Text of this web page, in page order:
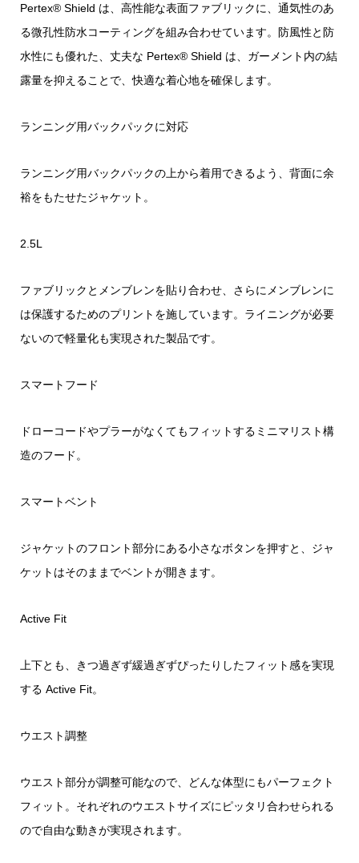
Pertex® Shield は、高性能な表面ファブリックに、通気性のあ
る微孔性防水コーティングを組み合わせています。防風性と防
水性にも優れた、丈夫な Pertex® Shield は、ガーメント内の結
露量を抑えることで、快適な着心地を確保します。
ランニング用バックパックに対応
ランニング用バックパックの上から着用できるよう、背面に余
裕をもたせたジャケット。
2.5L
ファブリックとメンブレンを貼り合わせ、さらにメンブレンに
は保護するためのプリントを施しています。ライニングが必要
ないので軽量化も実現された製品です。
スマートフード
ドローコードやプラーがなくてもフィットするミニマリスト構
造のフード。
スマートベント
ジャケットのフロント部分にある小さなボタンを押すと、ジャ
ケットはそのままでベントが開きます。
Active Fit
上下とも、きつ過ぎず緩過ぎずぴったりしたフィット感を実現
する Active Fit。
ウエスト調整
ウエスト部分が調整可能なので、どんな体型にもパーフェクト
フィット。それぞれのウエストサイズにピッタリ合わせられる
ので自由な動きが実現されます。